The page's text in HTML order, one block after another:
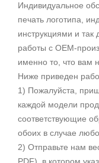
Индивидуальное
печать логотипа,
инструкциями и
работы с OEM-
именно то, что вам
Ниже приведен
1) Пожалуйста,
каждой модели
соответствующие
обоих в случае
2) Отправьте нам